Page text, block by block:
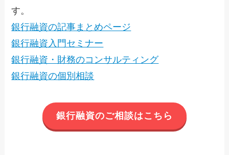
す。
銀行融資の記事まとめページ
銀行融資入門セミナー
銀行融資・財務のコンサルティング
銀行融資の個別相談
銀行融資のご相談はこちら